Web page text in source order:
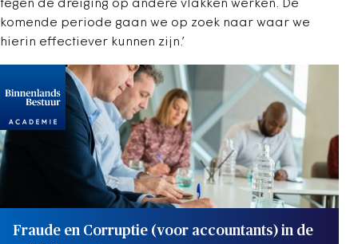
tegen de dreiging op andere vlakken werken. De
komende periode gaan we op zoek naar waar we
hierin effectiever kunnen zijn.’
Fraude en Corruptie (voor accountants) in de